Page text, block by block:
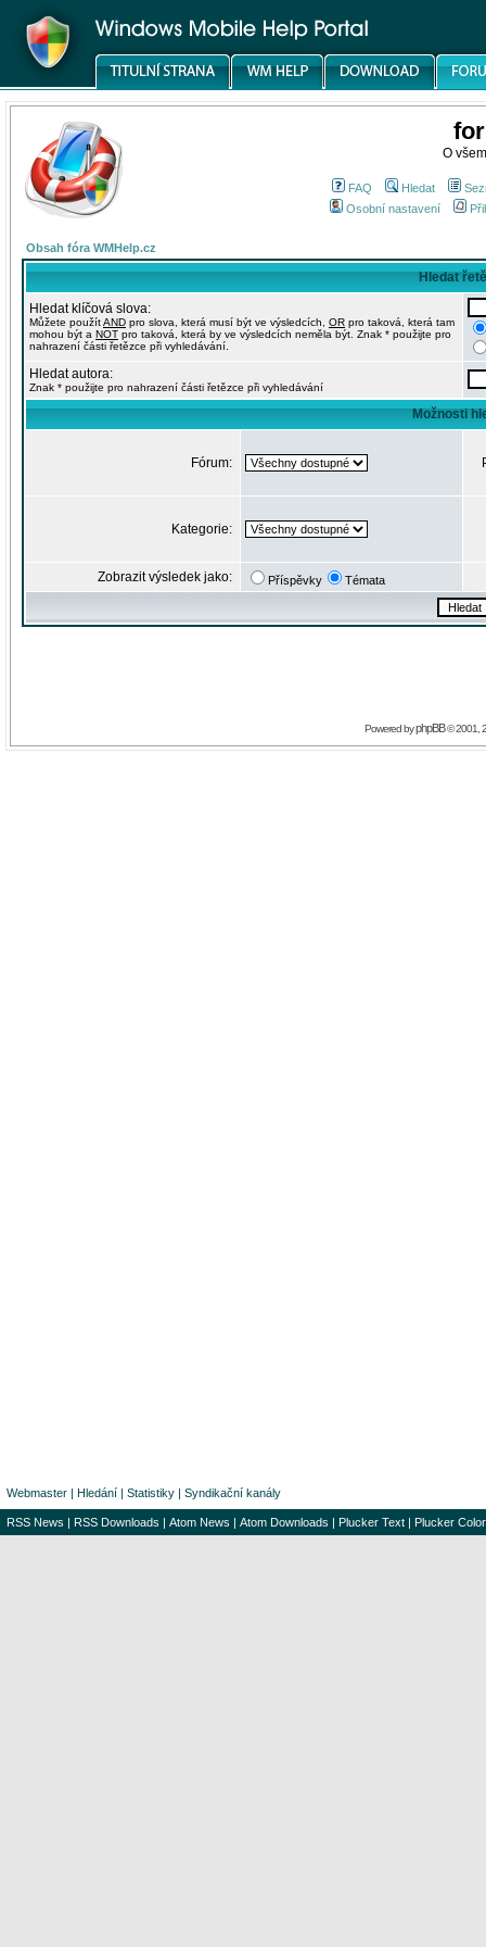
O
FAQ Hledat
Osobní nastavení
Obsah fóra WMHelp.cz
Hledat
Hledat klíčová slova:
Můžete použítAND pro slova, která musí být ve výsledcích, OR pro taková, která tam
mohou být a NOT pro taková, která by ve výsledcích neměla být. Znak * použijte pro
nahrazení části řetězce při vyhledávání.
Hledat autora:
Znak * použijte pro nahrazení části řetězce při vyhledávání
Možnosti
Fórum:
Kategorie:
Zobrazit výsledek jako: Příspěvky Témata
Powered byphpBB© 2001,
Webmaster | Hledání | Statistiky | Syndikační kanály
RSS News | RSS Downloads | Atom News | Atom Downloads | Plucker Text | Plucker Color